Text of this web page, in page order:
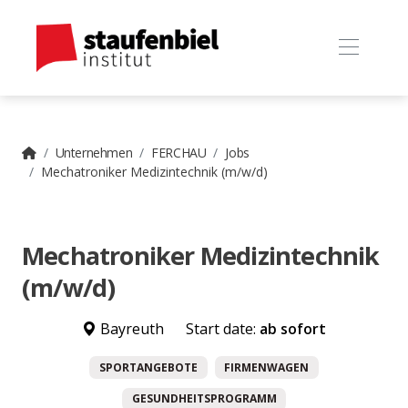
Unternehmen FERCHAU
Jobs
Mechatroniker Medizintechnik (m/w/d)
Mechatroniker Medizintechnik
(m/w/d)
Bayreuth Start date: ab sofort
SPORTANGEBOTE FIRMENWAGEN
GESUNDHEITSPROGRAMM